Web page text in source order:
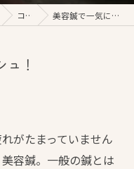
コラム 美容鍼で一気にリフレッシュ！
！
がたまっていません
容鍼。一般の鍼とは